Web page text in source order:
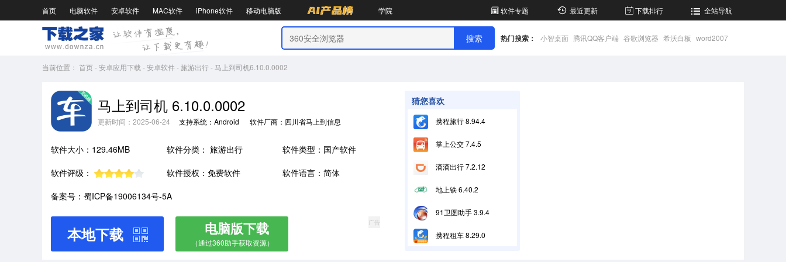
首页 电脑软件 安卓软件 MAC软件 iPhone软件 移动电脑版 学院 软件专题 最近更新 下载排行 全站导航
热门搜索： 小智桌面 腾讯QQ客户端 谷歌浏览器 希沃白板 word2007
当前位置： 首页-安卓应用下载 -安卓软件-旅游出行-马上到司机6.10.0.0002
马上到司机 6.10.0.0002
更新时间：2025-06-24 支持系统：Android 软件厂商：四川省马上到信息技术有限公司
软件大小：129.46MB 软件分类： 旅游出行
软件类型：国产软件
软件评级：
软件授权：免费软件
软件语言：简体
备案号：蜀ICP备19006134号-5A
本地下载 电脑版下载
（通过360助手获取资源）
广告
猜您喜欢
携程旅行 8.94.4
掌上公交 7.4.5
滴滴出行 7.2.12
地上铁 6.40.2
91卫图助手 3.9.4
携程租车 8.29.0